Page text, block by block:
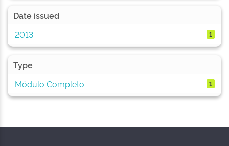
Date issued
2013
1
Type
Módulo Completo
1